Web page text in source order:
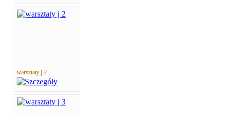
warsztaty j 2